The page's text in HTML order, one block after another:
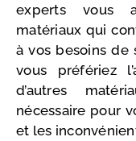
experts vous
matériaux qui
à vos besoins de
vous préfériez
d’autres
nécessaire pour
et les